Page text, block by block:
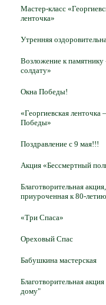
Мастер-класс
ленточка»
Утренняя
Возложение к
солдату»
Окна Победы!
«Георгиевская ленточка
Победы»
Поздравление с 9 мая!!!
Акция «Бессмертный
Благотворительная акция,
приуроченная к 80-
«Три Спаса»
Ореховый Спас
Бабушкина мастерская
Благотворительная
дому"